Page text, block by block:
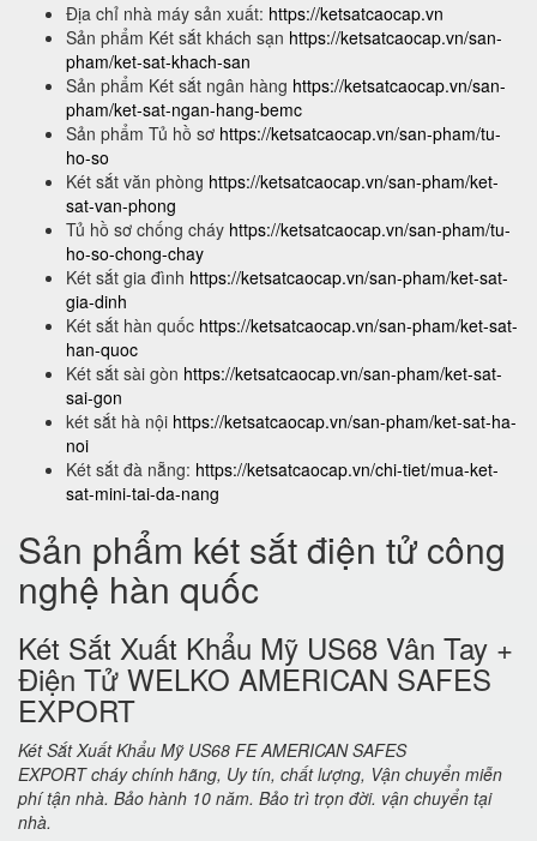
Địa chỉ nhà máy sản xuất: https://ketsatcaocap.vn
Sản phẩm Két sắt khách sạn https://ketsatcaocap.vn/san-
pham/ket-sat-khach-san
Sản phẩm Két sắt ngân hàng https://ketsatcaocap.vn/san-
pham/ket-sat-ngan-hang-bemc
Sản phẩm Tủ hồ sơ https://ketsatcaocap.vn/san-pham/tu-
ho-so
Két sắt văn phòng https://ketsatcaocap.vn/san-pham/ket-
sat-van-phong
Tủ hồ sơ chống cháy https://ketsatcaocap.vn/san-pham/tu-
ho-so-chong-chay
Két sắt gia đình https://ketsatcaocap.vn/san-pham/ket-sat-
gia-dinh
Két sắt hàn quốc https://ketsatcaocap.vn/san-pham/ket-sat-
han-quoc
Két sắt sài gòn https://ketsatcaocap.vn/san-pham/ket-sat-
sai-gon
két sắt hà nội https://ketsatcaocap.vn/san-pham/ket-sat-ha-
noi
Két sắt đà nẵng: https://ketsatcaocap.vn/chi-tiet/mua-ket-
sat-mini-tai-da-nang
Sản phẩm két sắt điện tử công
nghệ hàn quốc
Két Sắt Xuất Khẩu Mỹ US68 Vân Tay +
Điện Tử WELKO AMERICAN SAFES
EXPORT
Két Sắt Xuất Khẩu Mỹ US68 FE AMERICAN SAFES
EXPORT cháy chính hãng, Uy tín, chất lượng, Vận chuyển miễn
phí tận nhà. Bảo hành 10 năm. Bảo trì trọn đời. vận chuyển tại
nhà.